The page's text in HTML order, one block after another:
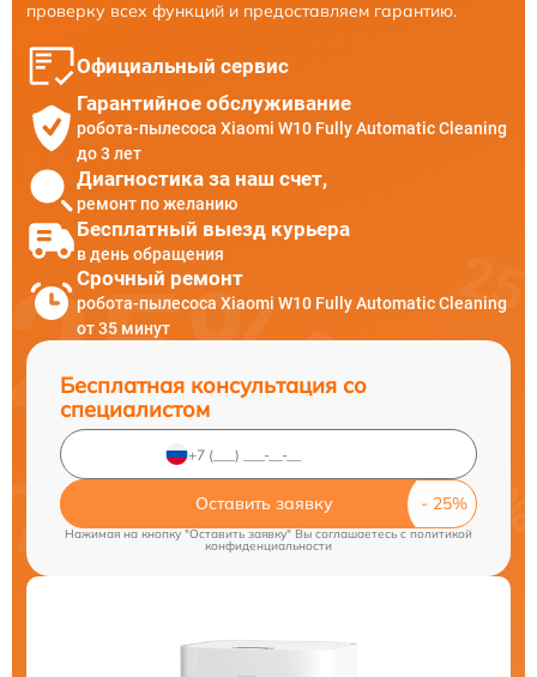
проверку всех функций и предоставляем гарантию.
Официальный сервис
Гарантийное обслуживание
робота-пылесоса Xiaomi W10 Fully Automatic Cleaning
до 3 лет
Диагностика за наш счет,
ремонт по желанию
Бесплатный выезд курьера
в день обращения
Срочный ремонт
робота-пылесоса Xiaomi W10 Fully Automatic Cleaning
от 35 минут
Бесплатная консультация со
специалистом
Оставить заявку
Нажимая на кнопку "Оставить заявку" Вы соглашаетесь cполитикой
конфиденциальности